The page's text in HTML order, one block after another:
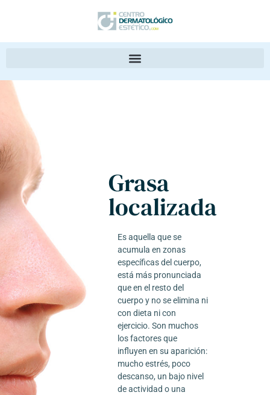
Grasa
localizada
Es aquella que se
acumula en zonas
específicas del cuerpo,
está más pronunciada
que en el resto del
cuerpo y no se elimina ni
con dieta ni con
ejercicio. Son muchos
los factores que
influyen en su aparición:
mucho estrés, poco
descanso, un bajo nivel
de actividad o una